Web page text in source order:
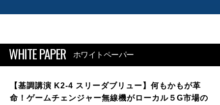
WHITE PAPER ホワイトペーパー
【基調講演 K2-4 スリーダブリュー】何もかもが革
命！ゲームチェンジャー無線機がローカル５G市場の